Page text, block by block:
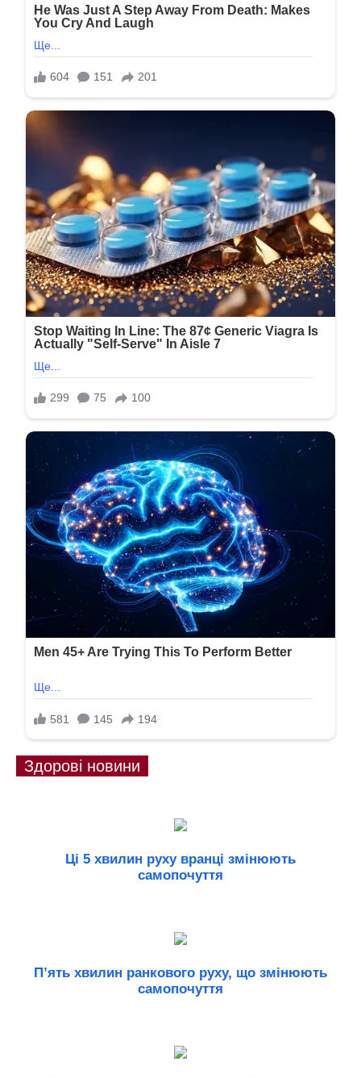
Здорові новини
Ці 5 хвилин руху вранці змінюють
самопочуття
П’ять хвилин ранкового руху, що змінюють
самопочуття